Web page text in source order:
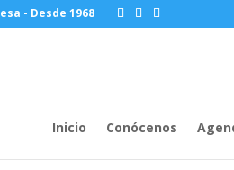
- Desde 1968
Inicio Conócenos